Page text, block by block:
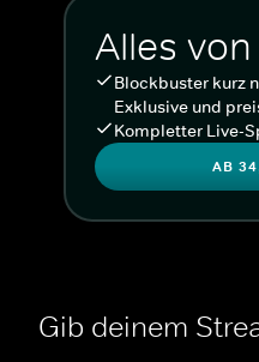
Alles von
Blockbuster kurz
Exklusive und
Kompletter Live-
AB
Gib deinem